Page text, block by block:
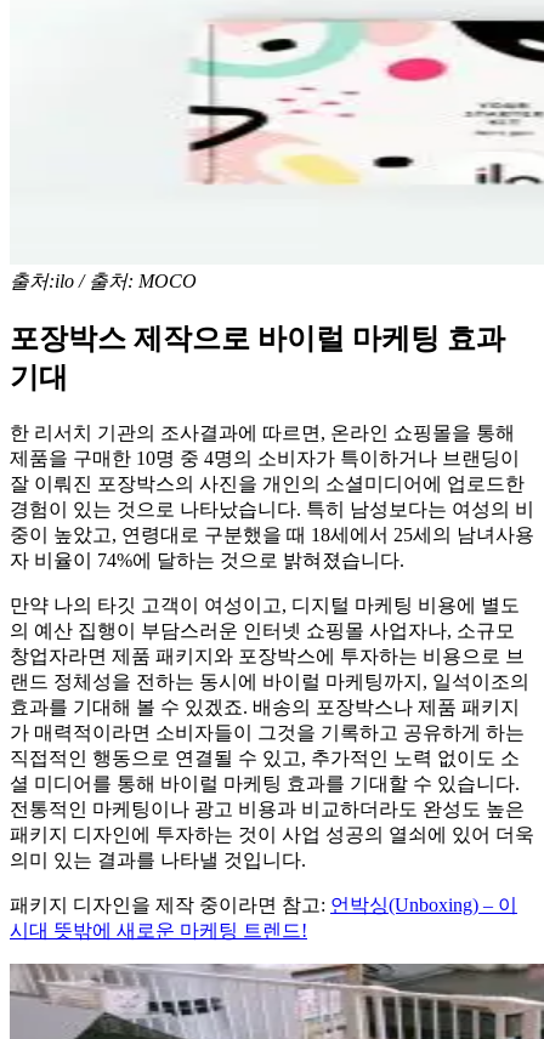
출처:ilo / 출처: MOCO
포장박스 제작으로 바이럴 마케팅 효과
기대
한 리서치 기관의 조사결과에 따르면, 온라인 쇼핑몰을 통해
제품을 구매한 10명 중 4명의 소비자가 특이하거나 브랜딩이
잘 이뤄진 포장박스의 사진을 개인의 소셜미디어에 업로드한
경험이 있는 것으로 나타났습니다. 특히 남성보다는 여성의 비
중이 높았고, 연령대로 구분했을 때 18세에서 25세의 남녀사용
자 비율이 74%에 달하는 것으로 밝혀졌습니다.
만약 나의 타깃 고객이 여성이고, 디지털 마케팅 비용에 별도
의 예산 집행이 부담스러운 인터넷 쇼핑몰 사업자나, 소규모
창업자라면 제품 패키지와 포장박스에 투자하는 비용으로 브
랜드 정체성을 전하는 동시에 바이럴 마케팅까지, 일석이조의
효과를 기대해 볼 수 있겠죠. 배송의 포장박스나 제품 패키지
가 매력적이라면 소비자들이 그것을 기록하고 공유하게 하는
직접적인 행동으로 연결될 수 있고, 추가적인 노력 없이도 소
셜 미디어를 통해 바이럴 마케팅 효과를 기대할 수 있습니다.
전통적인 마케팅이나 광고 비용과 비교하더라도 완성도 높은
패키지 디자인에 투자하는 것이 사업 성공의 열쇠에 있어 더욱
의미 있는 결과를 나타낼 것입니다.
패키지 디자인을 제작 중이라면 참고: 언박싱(Unboxing) – 이
시대 뜻밖에 새로운 마케팅 트렌드!